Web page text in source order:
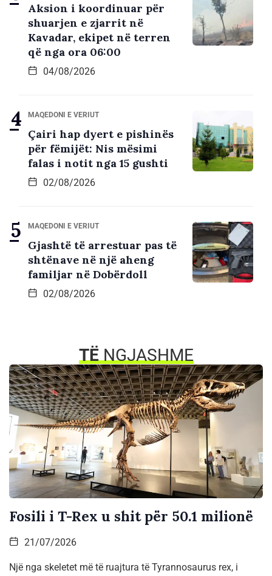
Aksion i koordinuar për
shuarjen e zjarrit në
Kavadar, ekipet në terren
që nga ora 06:00
04/08/2026
MAQEDONI E VERIUT
Çairi hap dyert e pishinës
për fëmijët: Nis mësimi
falas i notit nga 15 gushti
02/08/2026
MAQEDONI E VERIUT
Gjashtë të arrestuar pas të
shtënave në një aheng
familjar në Dobërdoll
02/08/2026
TËNGJASHME
Fosili i T-Rex u shit për 50.1 milionë
21/07/2026
Një nga skeletet më të ruajtura të Tyrannosaurus rex, i